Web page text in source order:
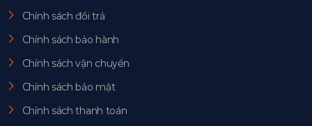
Chính sách đổi trả
Chính sách bảo hành
Chính sách vận chuyển
Chính sách bảo mật
Chính sách thanh toán